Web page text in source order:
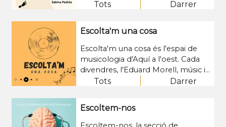
no és només un càrrec: és una
renúncies, aprenentatge i
superació.
Tots Darrer
Escolta'm una cosa
Escolta'm una cosa és l'espai de
musicologia d'Aquí a l'oest. Cada
divendres, l'Eduard Morell, músic i
musicòleg, ens aproparà aquesta
coneixements sobre ella i sobre la
música a Ponent.
Tots Darrer
Escoltem-nos